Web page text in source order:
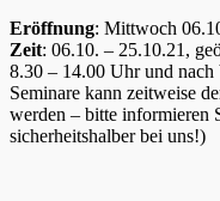
Eröffnung: Mittwoch
Zeit: 06.10. – 25.10.21,
8.30 – 14.00 Uhr und nach
Seminare kann zeitweise
werden – bitte informieren
sicherheitshalber bei uns!)